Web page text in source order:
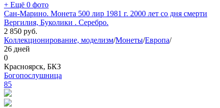
+ Ещё 0 фото
Сан-Марино. Монета 500 лир 1981 г. 2000 лет со дня смерти
Вергилия, Буколики . Серебро.
2 850 руб.
Коллекционирование, моделизм/Монеты/Европа/
26 дней
0
Красноярск, БКЗ
Богопослушница
85